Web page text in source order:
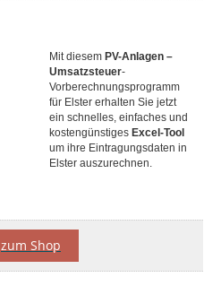
Mit diesem PV-Anlagen –
Umsatzsteuer-
Vorberechnungsprogramm
für Elster erhalten Sie jetzt
ein schnelles, einfaches und
kostengünstiges Excel-Tool
um ihre Eintragungsdaten in
Elster auszurechnen.
zum Shop